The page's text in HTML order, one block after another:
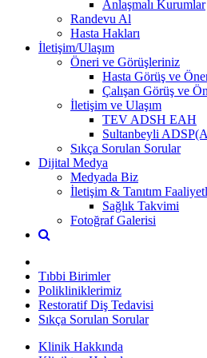
Anlaşmalı Kurumlar
Randevu Al
Hasta Hakları
İletişim/Ulaşım
Öneri ve Görüşleriniz
Hasta Görüş ve
Çalışan Görüş ve
İletişim ve Ulaşım
TEV ADSH EAH
Sultanbeyli
Sıkça Sorulan Sorular
Dijital Medya
Medyada Biz
İletişim & Tanıtım
Sağlık Takvimi
Fotoğraf Galerisi
Tıbbi Birimler
Polikliniklerimiz
Restoratif Diş Tedavisi
Sıkça Sorulan Sorular
Klinik Hakkında